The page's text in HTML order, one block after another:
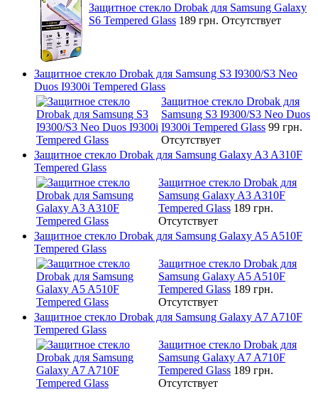
Защитное стекло Drobak для Samsung Galaxy
S6 Tempered Glass 189 грн. Отсутствует
Защитное стекло Drobak для Samsung S3 I9300/S3 Neo
Duos I9300i Tempered Glass
Защитное стекло Drobak для
Samsung S3 I9300/S3 Neo Duos
I9300i Tempered Glass 99 грн.
Отсутствует
Защитное стекло Drobak для Samsung Galaxy A3 A310F
Tempered Glass
Защитное стекло Drobak для
Samsung Galaxy A3 A310F
Tempered Glass 189 грн.
Отсутствует
Защитное стекло Drobak для Samsung Galaxy A5 A510F
Tempered Glass
Защитное стекло Drobak для
Samsung Galaxy A5 A510F
Tempered Glass 189 грн.
Отсутствует
Защитное стекло Drobak для Samsung Galaxy A7 A710F
Tempered Glass
Защитное стекло Drobak для
Samsung Galaxy A7 A710F
Tempered Glass 189 грн.
Отсутствует